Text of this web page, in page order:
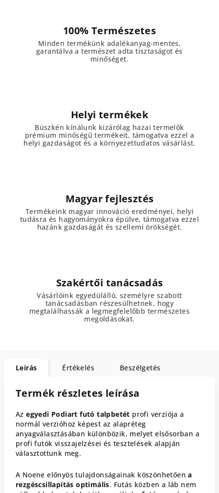
100% Természetes
Minden termékünk adalékanyag-mentes,
garantálva a természet adta tisztaságot és
minőséget.
Helyi termékek
Büszkén kínálunk kizárólag hazai termelők
prémium minőségű termékeit, támogatva ezzel a
helyi gazdaságot és a környezettudatos vásárlást.
Magyar fejlesztés
Termékeink magyar innováció eredményei, helyi
tudásra és hagyományokra épülve, támogatva ezzel
hazánk gazdaságát és szellemi örökségét.
Szakértői tanácsadás
Vásárlóink egyedülálló, személyre szabott
tanácsadásban részesülhetnek, hogy
megtalálhassák a legmegfelelőbb természetes
megoldásokat.
Leírás Értékelés Beszélgetés
Termék részletes leírása
Az egyedi Podiart futó talpbetét profi verziója a
normál verzióhoz képest az alapréteg
anyagválasztásában különbözik, melyet elsősorban a
profi futók visszajelzései és tesztelések alapján
választottunk meg.
A Noene előnyös tulajdonságainak köszönhetően a
rezgéscsillapítás optimális. Futás közben a láb nem